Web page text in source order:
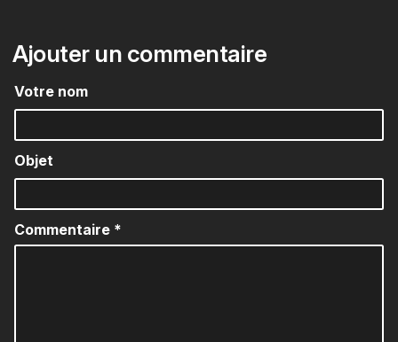
Ajouter un commentaire
Votre nom
Objet
Commentaire *